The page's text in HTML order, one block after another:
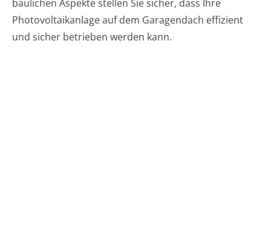
baulichen Aspekte stellen Sie sicher, dass Ihre
Photovoltaikanlage auf dem Garagendach effizient
und sicher betrieben werden kann.